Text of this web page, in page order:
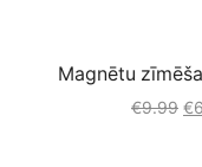
Magnētu
€9.99 €